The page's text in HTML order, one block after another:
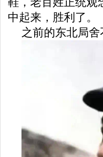
中起来，胜利了。
之前的东北局